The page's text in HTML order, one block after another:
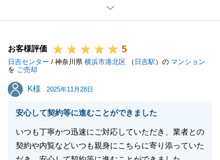
社内システムの改善、また十人十色のお客様に寄り添
ったご提案が出来ますようにハード面、ソフト面、両
お客様評価 5
日吉センター / 神奈川県 横浜市港北区 （ 日吉駅）の マンション
を ご売却
K様
K様 2025年11月28日
安心して契約等に進むことができました
いつも丁寧かつ迅速にご対応していただき、業者との
契約や内覧などいつも親身にこちらに寄り添っていた